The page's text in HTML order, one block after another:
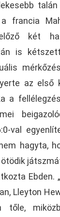
talán
francia
két
is
az első
a
val
hagyta,
Ebden.
Lleyton
tőle,